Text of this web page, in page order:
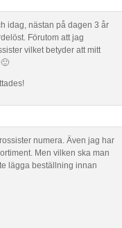
idag, nästan på dagen 3 år
Förutom att jag
vilket betyder att mitt
numera. Även jag har
Men vilken ska man
lägga beställning innan